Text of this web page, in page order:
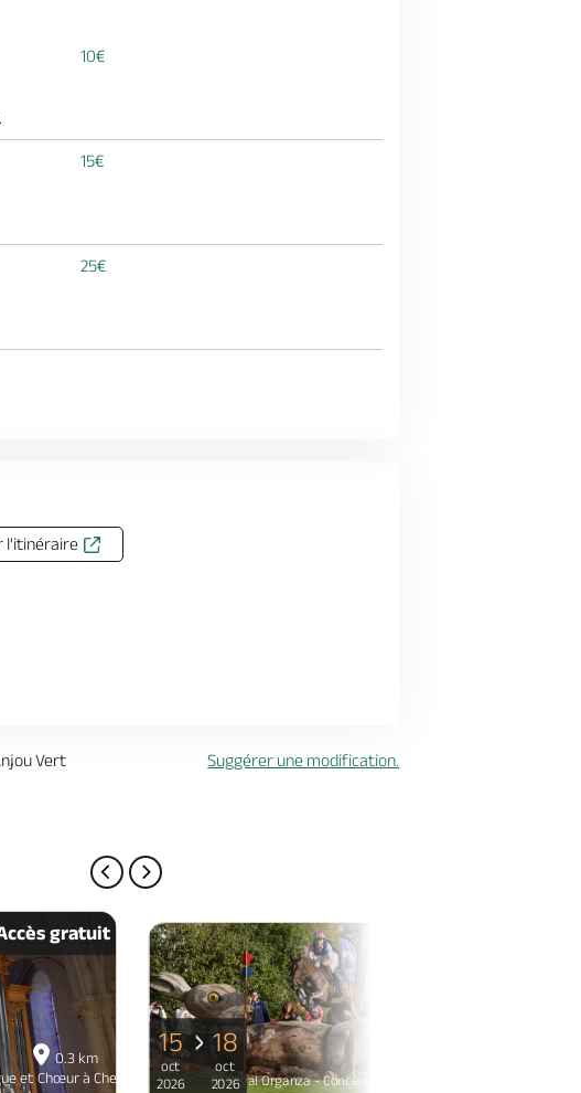
10€
15€
25€
l'itinéraire
Vert Suggérer une modification.
0.3 km
et Chœur à Cheviré-le-Rouge
gratuit
Festival Organza - Concert Orgue et Chœur à Cheviré-le-Rouge
15
oct
2026
18
oct
2026